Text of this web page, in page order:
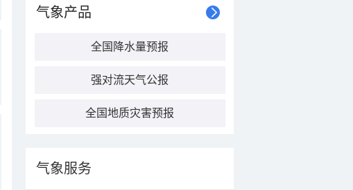
气象产品
全国降水量预报
强对流天气公报
全国地质灾害预报
气象服务